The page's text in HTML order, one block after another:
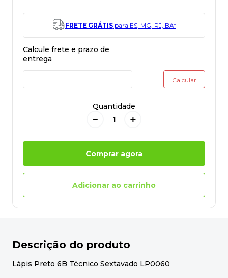
FRETE GRÁTISpara ES, MG, RJ, BA*
Quantidade
＋
－
Comprar agora
Adicionar ao carrinho
Descrição do produto
Lápis Preto 6B Técnico Sextavado LP0060